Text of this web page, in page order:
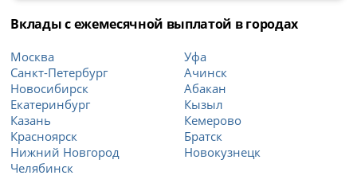
Вклады с ежемесячной выплатой в городах
Москва
Санкт-Петербург
Новосибирск
Екатеринбург
Казань
Красноярск
Нижний Новгород
Челябинск
Уфа
Ачинск
Абакан
Кызыл
Кемерово
Братск
Новокузнецк